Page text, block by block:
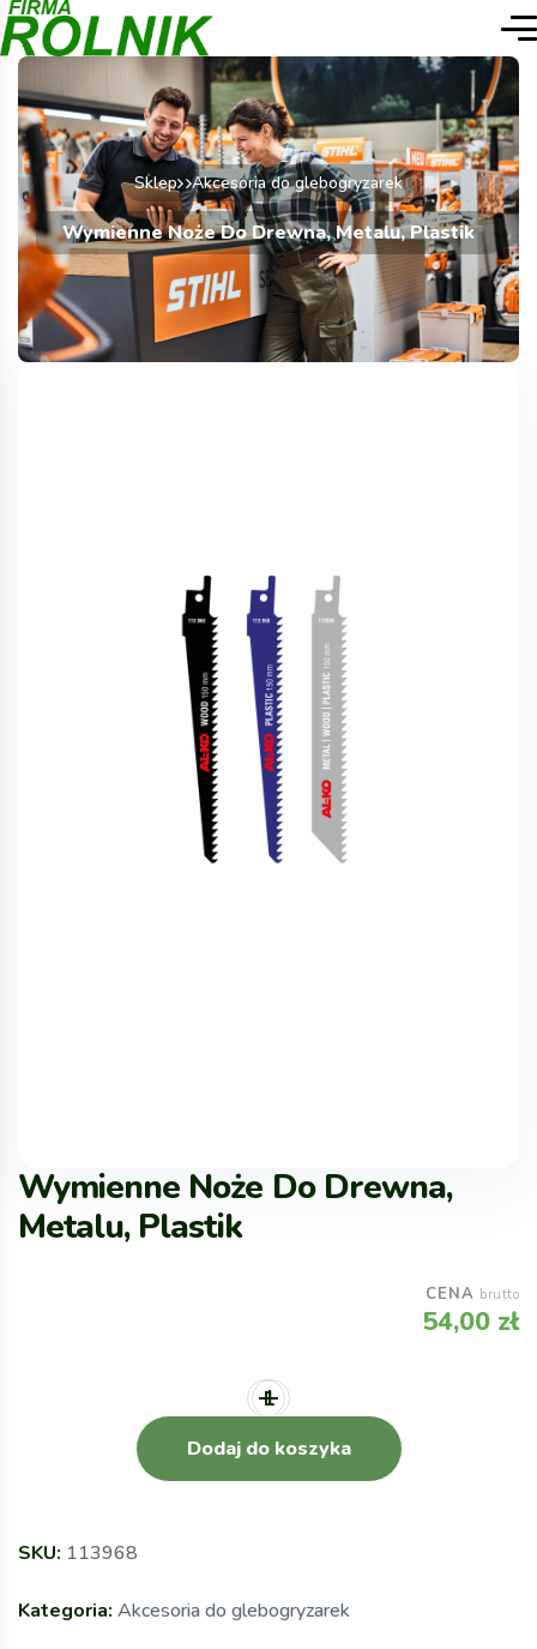
Sklep Akcesoria do glebogryzarek
Wymienne Noże Do Drewna, Metalu, Plastik
Wymienne Noże Do Drewna,
Metalu, Plastik
CENA brutto
54,00 zł
Dodaj do koszyka
SKU: 113968
Kategoria: Akcesoria do glebogryzarek